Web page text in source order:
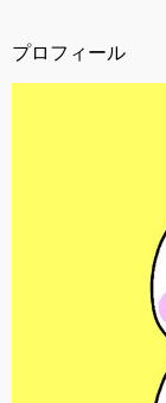
プロフィール